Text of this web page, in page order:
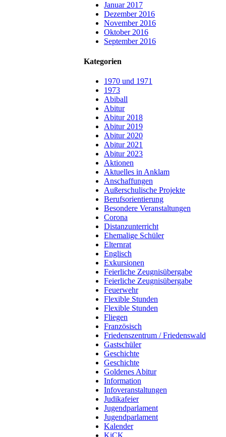
Januar 2017
Dezember 2016
November 2016
Oktober 2016
September 2016
Kategorien
1970 und 1971
1973
Abiball
Abitur
Abitur 2018
Abitur 2019
Abitur 2020
Abitur 2021
Abitur 2023
Aktionen
Aktuelles in Anklam
Anschaffungen
Außerschulische Projekte
Berufsorientierung
Besondere Veranstaltungen
Corona
Distanzunterricht
Ehemalige Schüler
Elternrat
Englisch
Exkursionen
Feierliche Zeugnisübergabe
Feierliche Zeugnisübergabe
Feuerwehr
Flexible Stunden
Flexible Stunden
Fliegen
Französisch
Friedenszentrum / Friedenswald
Gastschüler
Geschichte
Geschichte
Goldenes Abitur
Information
Infoveranstaltungen
Judikafeier
Jugendparlament
Jugendparlament
Kalender
KiCK